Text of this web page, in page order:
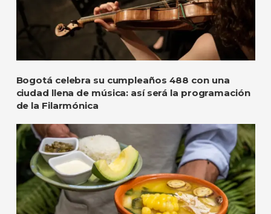
Bogotá celebra su cumpleaños 488 con una
ciudad llena de música: así será la programación
de la Filarmónica